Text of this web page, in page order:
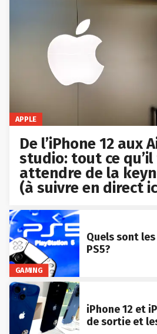
APPLE
De l’iPhone 12 aux
studio: tout ce
attendre de la
(à suivre en direct
GAMING
Quels sont
PS5?
iPhone 12 et
de sortie et